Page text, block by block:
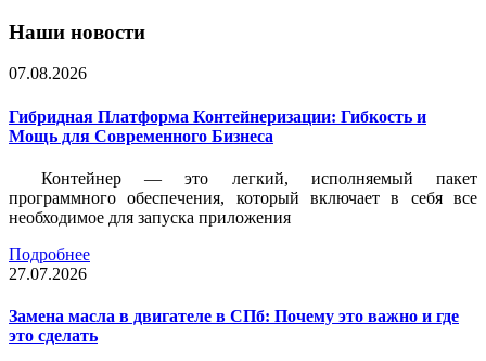
Наши новости
07.08.2026
Гибридная Платформа Контейнеризации: Гибкость и
Мощь для Современного Бизнеса
Контейнер — это легкий, исполняемый пакет
программного обеспечения, который включает в себя все
необходимое для запуска приложения
Подробнее
27.07.2026
Замена масла в двигателе в СПб: Почему это важно и где
это сделать